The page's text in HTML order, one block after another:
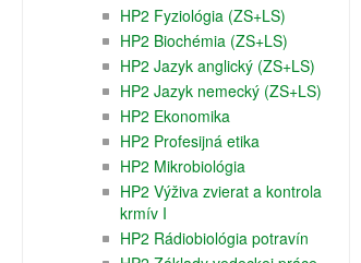
HP2 Fyziológia (ZS+LS)
HP2 Biochémia (ZS+LS)
HP2 Jazyk anglický (ZS+LS)
HP2 Jazyk nemecký (ZS+LS)
HP2 Ekonomika
HP2 Profesijná etika
HP2 Mikrobiológia
HP2 Výživa zvierat a kontrola
krmív I
HP2 Rádiobiológia potravín